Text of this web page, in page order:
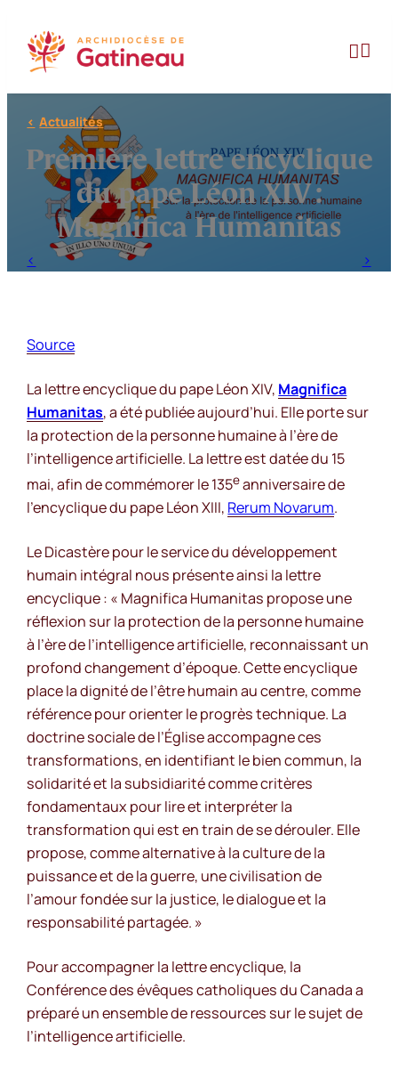
contenu

Actualités
Première lettre encyclique
du pape Léon XIV :
Magnifica Humanitas
Source
La lettre encyclique du pape Léon XIV, Magnifica
Humanitas, a été publiée aujourd’hui. Elle porte sur
la protection de la personne humaine à l’ère de
l’intelligence artificielle. La lettre est datée du 15
mai, afin de commémorer le 135eanniversaire de
l’encyclique du pape Léon XIII, Rerum Novarum.
Le Dicastère pour le service du développement
humain intégral nous présente ainsi la lettre
encyclique : « Magnifica Humanitas propose une
réflexion sur la protection de la personne humaine
à l’ère de l’intelligence artificielle, reconnaissant un
profond changement d’époque. Cette encyclique
place la dignité de l’être humain au centre, comme
référence pour orienter le progrès technique. La
doctrine sociale de l’Église accompagne ces
transformations, en identifiant le bien commun, la
solidarité et la subsidiarité comme critères
fondamentaux pour lire et interpréter la
transformation qui est en train de se dérouler. Elle
propose, comme alternative à la culture de la
puissance et de la guerre, une civilisation de
l’amour fondée sur la justice, le dialogue et la
responsabilité partagée. »
Pour accompagner la lettre encyclique, la
Conférence des évêques catholiques du Canada a
préparé un ensemble de ressources sur le sujet de
l’intelligence artificielle.